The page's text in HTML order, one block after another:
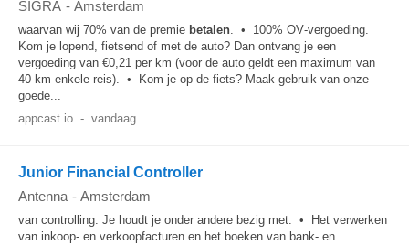
SIGRA - Amsterdam
waarvan wij 70% van de premie betalen. • 100% OV‑vergoeding.
Kom je lopend, fietsend of met de auto? Dan ontvang je een
vergoeding van €0,21 per km (voor de auto geldt een maximum van
40 km enkele reis). • Kom je op de fiets? Maak gebruik van onze
goede...
appcast.io - vandaag
Junior Financial Controller
Antenna - Amsterdam
van controlling. Je houdt je onder andere bezig met: • Het verwerken
van inkoop- en verkoopfacturen en het boeken van bank- en